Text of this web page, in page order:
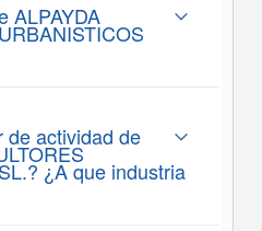
ALPAYDA
de actividad de
¿A que industria